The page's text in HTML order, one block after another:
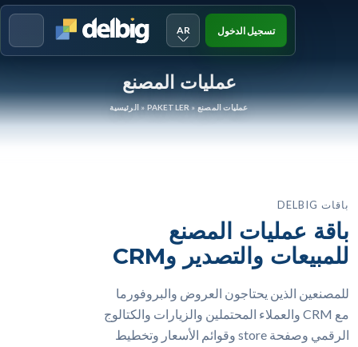
AR تسجيل الدخول
عمليات المصنع
الرئيسية»PAKETLER»عمليات المصنع
باقات DELBIG
باقة عمليات المصنع
للمبيعات والتصدير وCRM
للمصنعين الذين يحتاجون العروض والبروفورما
مع CRM والعملاء المحتملين والزيارات والكتالوج
الرقمي وصفحة store وقوائم الأسعار وتخطيط